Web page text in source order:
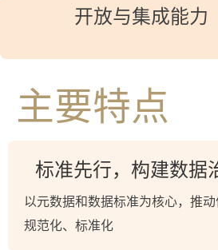
开放与集成能力
主要特点
标准先行，构建数据
以元数据和数据标准为核心，推
规范化、标准化